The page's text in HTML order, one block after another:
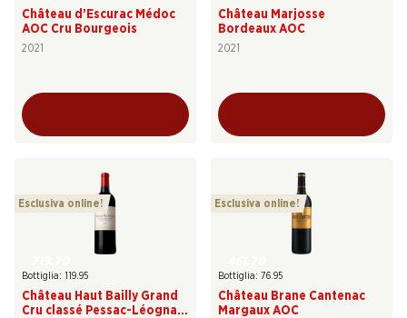
Château d’Escurac Médoc
AOC Cru Bourgeois
2021
Château Marjosse
Bordeaux AOC
2021
Esclusiva online!
Bottiglia: 119.95
Château Haut Bailly Grand
Cru classé Pessac-Léognan
Esclusiva online!
Bottiglia: 76.95
Château Brane Cantenac
Margaux AOC